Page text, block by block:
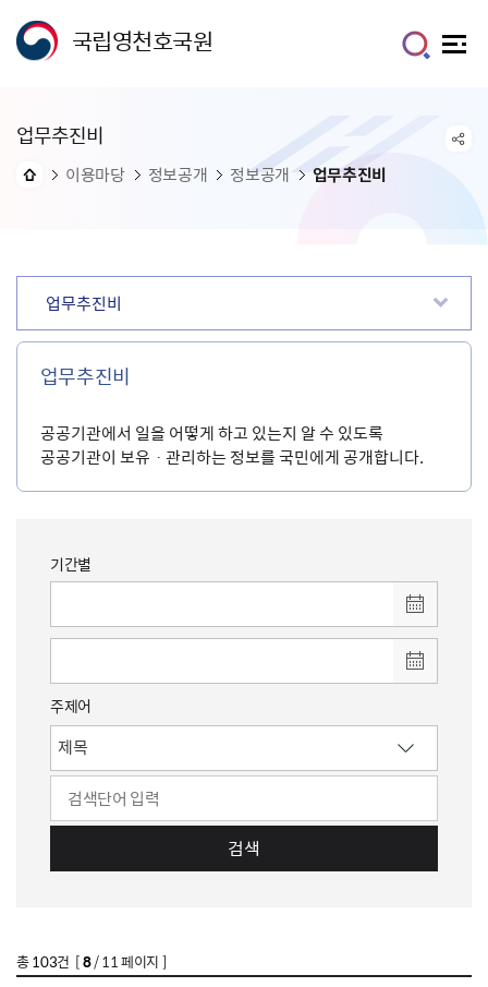
국립영천호국원
업무추진비
이용마당 정보공개 정보공개 업무추진비
업무추진비
업무추진비
공공기관에서 일을 어떻게 하고 있는지 알 수 있도록
공공기관이 보유ㆍ관리하는 정보를 국민에게 공개합니다.
기간별
주제어
검색
총103건 [8/ 11 페이지 ]